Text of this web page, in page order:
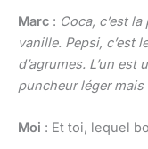
Marc : Coca, c’est
vanille. Pepsi, c’est
d’agrumes. L’un
puncheur léger mais
Moi : Et toi, lequel